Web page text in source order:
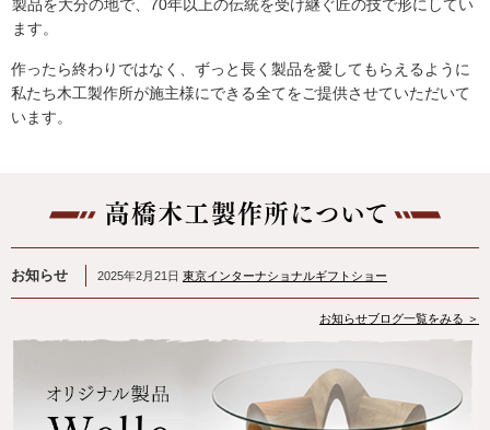
製品を大分の地で、70年以上の伝統を受け継ぐ匠の技で形にしてい
ます。
作ったら終わりではなく、ずっと長く製品を愛してもらえるように
私たち木工製作所が施主様にできる全てをご提供させていただいて
います。
お知らせ 2025年2月21日 東京インターナショナルギフトショー
お知らせブログ一覧をみる ＞